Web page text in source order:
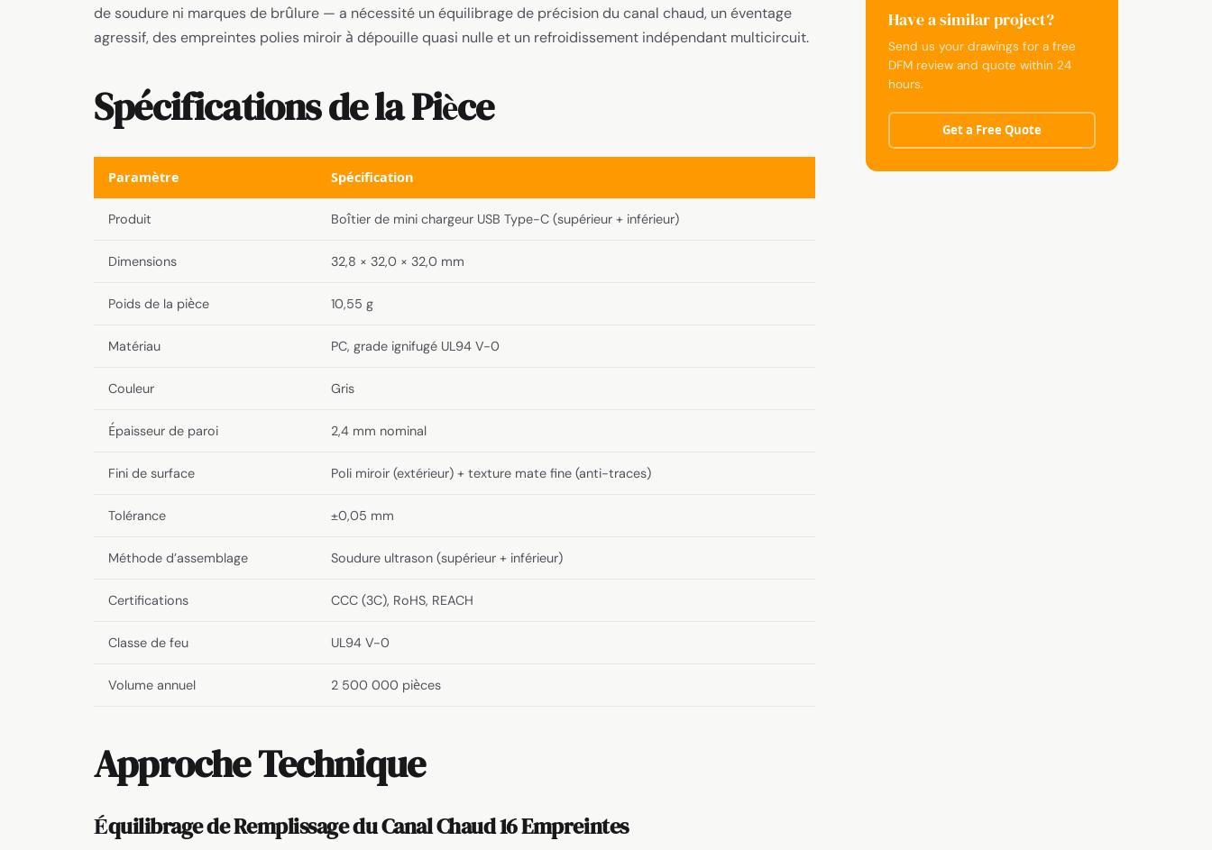
de soudure ni marques de brûlure — a nécessité un équilibrage de précision du canal chaud, un éventage
agressif, des empreintes polies miroir à dépouille quasi nulle et un refroidissement indépendant multicircuit.
Spécifications de la Pièce
Paramètre Spécification
Produit Boîtier de mini chargeur USB Type-C (supérieur + inférieur)
Dimensions 32,8 × 32,0 × 32,0 mm
Poids de la pièce 10,55 g
Matériau PC, grade ignifugé UL94 V-0
Couleur Gris
Épaisseur de paroi 2,4 mm nominal
Fini de surface Poli miroir (extérieur) + texture mate fine (anti-traces)
Tolérance ±0,05 mm
Méthode d’assemblage Soudure ultrason (supérieur + inférieur)
Certifications CCC (3C), RoHS, REACH
Classe de feu UL94 V-0
Volume annuel 2 500 000 pièces
Approche Technique
Équilibrage de Remplissage du Canal Chaud 16 Empreintes
Have a similar project?
Send us your drawings for a free
DFM review and quote within 24
hours.
Get a Free Quote